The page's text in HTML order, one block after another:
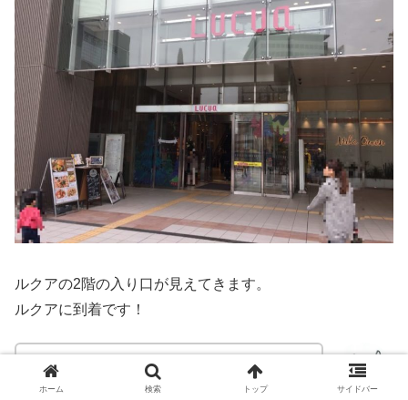
ルクアの2階の入り口が見えてきます。
ルクアに到着です！
阪急梅田からルクアへはいろんな道が考えら
れますが、このルートが一番簡単かなと思い
ホーム 検索 トップ サイドバー